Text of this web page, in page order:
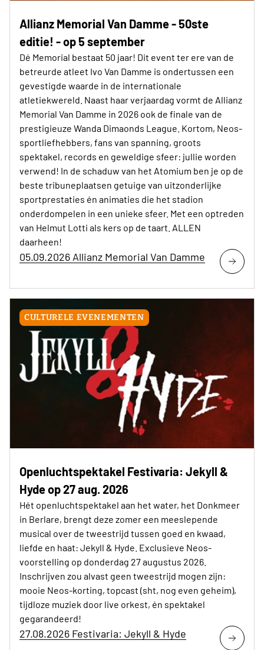
Allianz Memorial Van Damme - 50ste
editie! - op 5 september
Dé Memorial bestaat 50 jaar! Dit event ter ere van de
betreurde atleet Ivo Van Damme is ondertussen een
gevestigde waarde in de internationale
atletiekwereld. Naast haar verjaardag vormt de Allianz
Memorial Van Damme in 2026 ook de finale van de
prestigieuze Wanda Dimaonds League. Kortom, Neos-
sportliefhebbers, fans van spanning, groots
spektakel, records en geweldige sfeer: jullie worden
verwend! In de schaduw van het Atomium ben je op de
beste tribuneplaatsen getuige van uitzonderlijke
sportprestaties én animaties die het stadion
onderdompelen in een unieke sfeer. Met een optreden
van Helmut Lotti als kers op de taart. ALLEN
daarheen!
05.09.2026 Allianz Memorial Van Damme
CULTURELE EVENEMENTEN
Openluchtspektakel Festivaria: Jekyll &
Hyde op 27 aug. 2026
Hét openluchtspektakel aan het water, het Donkmeer
in Berlare, brengt deze zomer een meeslepende
musical over de tweestrijd tussen goed en kwaad,
liefde en haat: Jekyll & Hyde. Exclusieve Neos-
voorstelling op donderdag 27 augustus 2026.
Inschrijven zou alvast geen tweestrijd mogen zijn:
mooie Neos-korting, topcast (sht, nog even geheim),
tijdloze muziek door live orkest, én spektakel
gegarandeerd!
27.08.2026 Festivaria: Jekyll & Hyde